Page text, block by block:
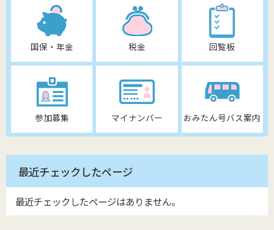
国保・年金 税金 回覧板
参加募集 マイナンバー おみたん号バス案内
最近チェックしたページ
最近チェックしたページはありません。